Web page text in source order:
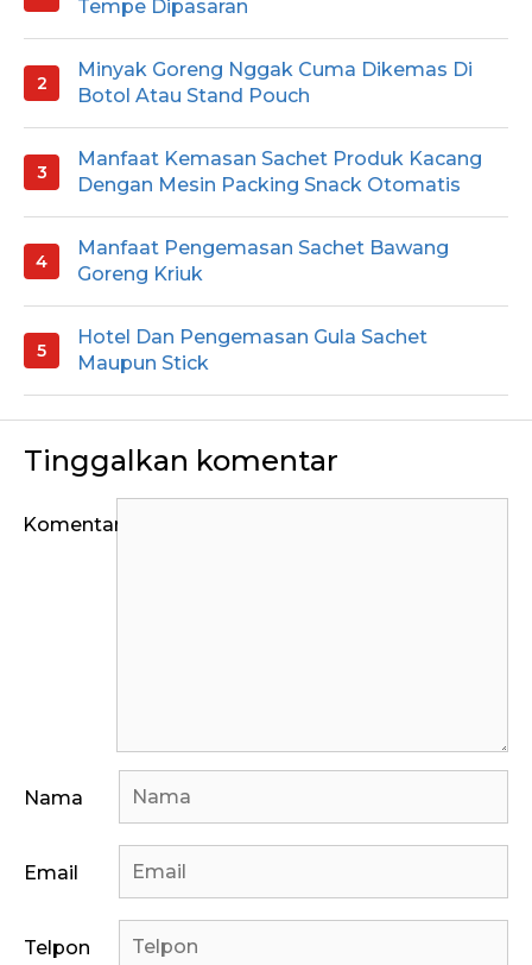
Tempe Dipasaran
Minyak Goreng Nggak Cuma Dikemas Di
Botol Atau Stand Pouch
Manfaat Kemasan Sachet Produk Kacang
Dengan Mesin Packing Snack Otomatis
Manfaat Pengemasan Sachet Bawang
Goreng Kriuk
Hotel Dan Pengemasan Gula Sachet
Maupun Stick
Tinggalkan komentar
Komentar
Nama
Email
Telpon